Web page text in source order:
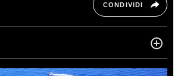
CONDIVIDI
si occupa di informazione sul web,
spettacolo e videogame.